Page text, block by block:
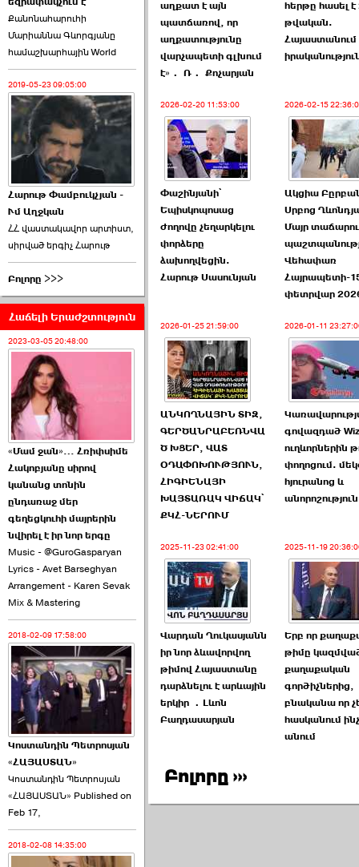
Ռուբեն Ռուբինյանը ›››
2026-06-23 21:28:00
«Ժողովուրդ»-ը
հերթական ›››
2026-06-21 23:00:00
armlur.ՔՊ-ի ներսում
սպասում են ›››
2026-06-10 22:55:00
Ուշքի չենք գալիս այն
խայտառակ ›››
2026-06-09 15:05:00
Ծառուկյանի փեսան
վնասել է ›››
2026-06-09 07:11:00
Այս ընդդիմությունը
կվերցնի ›››
2026-06-09 00:41:00
Քանոնահարուհի
Մարիաննա Գևորգյանը
համաշխարհային World
2019-05-23 09:05:00
Հարութ Փամբուկչյան -
Ւմ Աղջկան
ՀՀ վաստակավոր արտիստ,
սիրված երգիչ Հարութ
Բոլորը >>>
Հաճելի Երաժշտություն
2023-03-05 20:48:00
«Մամ ջան»… Հռիփսիմե
Հակոբյանը սիրով
կանանց տոնին
ընդառաջ մեր
գեղեցկուհի մայրերին
նվիրել է իր նոր երգը
Music - @GuroGasparyan
Lyrics - Avet Barseghyan
Arrangement - Karen Sevak
Mix & Mastering
2018-02-09 17:58:00
Կոստանդին Պետրոսյան
«ՀԱՅԱՍՏԱՆ»
Կոստանդին Պետրոսյան
«ՀԱՅԱՍՏԱՆ» Published on
Feb 17,
2018-02-08 14:35:00
աղքատ է այն
պատճառով, որ
աղքատությունը
վարչապետի գլխում
է»․ Ռ․ Քոչարյան
հերթը հասել
թվական.
Հայաստանում
2026-02-20 11:53:00
Փաշինյանի՝
Եպիսկոպոսաց
ժողովը չեղարկելու
փորձերը
ձախողվեցին.
Հարութ Սասունյան
2026-02-15
Ակցիա
Սրբոց
Մայր
Վեհափառ
Հայրապետի-
փետրվար
2026-01-25 21:59:00
ԱՆԿՈՂՆԱՅԻՆ ՏԻԶ,
ԳԵՐԾԱՆՐԱԲԵՌՆՎԱ
Ծ ԽՑԵՐ, ՎԱՏ
ՕԴԱՓՈԽՈՒԹՅՈՒՆ,
ՀԻԳԻԵՆԱՅԻ
ԽԱՅՏԱՌԱԿ ՎԻՃԱԿ՝
ՔԿՀ-ՆԵՐՈՒՄ
2026-01-11
գովազդած
ուղևորներին
փողոցում.
հյուրանոց և
անորոշություն
2025-11-23 02:41:00
Վարդան Ղուկասյանն
իր նոր ձևավորվող
թիմով Հայաստանը
դարձնելու է արևային
երկիր ․Լևոն
Բաղդասարյան
2025-11-19
Երբ որ
թիմը
քաղաքական
գործիչներից,
բնականա որ
հասկանում
անում
Բոլորը ›››